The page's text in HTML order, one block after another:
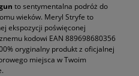
to sentymentalna podróż do
wieków. Meryl Stryfe to
ekspozycji poświęconej
kodowi EAN 889698680356
oryginalny produkt z oficjalnej
miejsca w Twoim